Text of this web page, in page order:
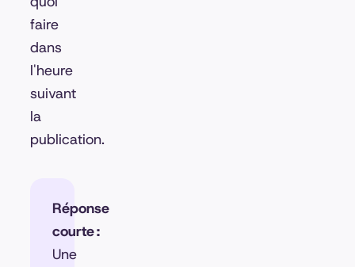
faire
dans
l'heure
suivant
la
publication.
Réponse
courte :
Une